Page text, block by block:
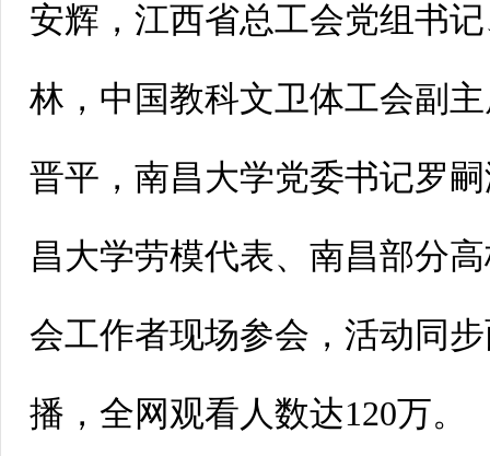
安辉，江西省总工会党组书
林，中国教科文卫体工会副
晋平，南昌大学党委书记罗
昌大学劳模代表、南昌部分
会工作者现场参会，活动同
播，全网观看人数达120万。